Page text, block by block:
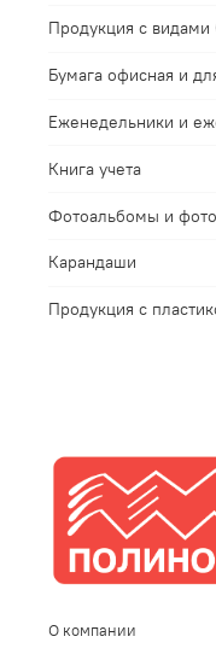
Продукция с видами
Бумага офисная и
Еженедельники и
Книга учета
Фотоальбомы и
Карандаши
Продукция с
О компании